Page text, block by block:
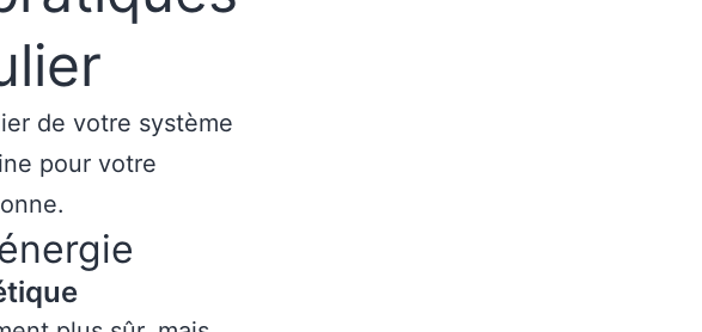
de votre système
pour votre